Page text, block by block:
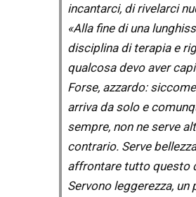
incantarci, di rivelarci
«Alla fine di una
disciplina di terapia e
qualcosa devo aver
Forse, azzardo:
arriva da solo e
sempre, non ne serve
contrario. Serve
affrontare tutto questo
Servono leggerezza, un